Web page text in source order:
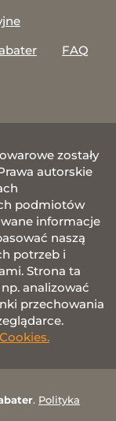
FAQ
zostały
autorskie
podmiotów
informacje
naszą
potrzeb i
Strona ta
analizować
przechowania
. Polityka